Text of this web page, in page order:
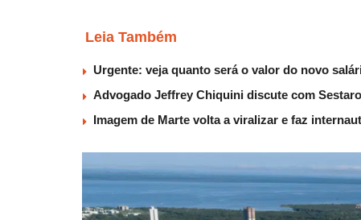
Leia Também
Urgente: veja quanto será o valor do novo
Advogado Jeffrey Chiquini discute com
Imagem de Marte volta a viralizar e faz